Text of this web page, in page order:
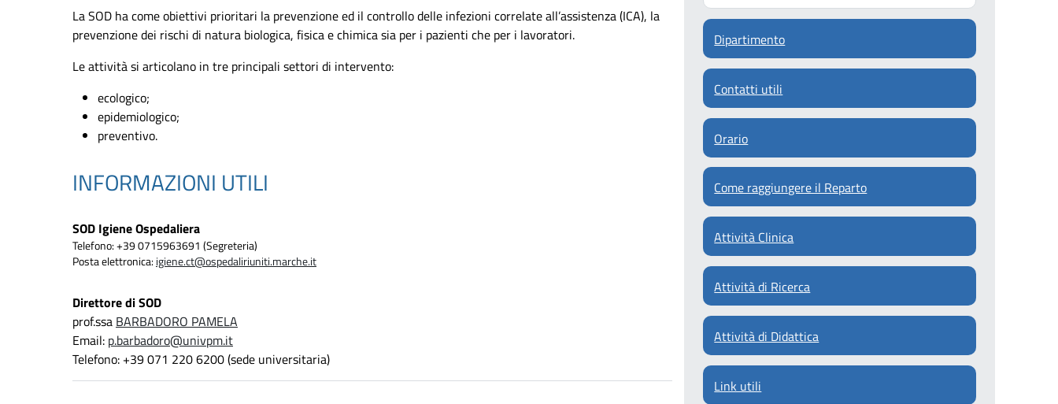
La SOD ha come obiettivi prioritari la prevenzione ed il controllo delle infezioni correlate all’assistenza (ICA), la
prevenzione dei rischi di natura biologica, fisica e chimica sia per i pazienti che per i lavoratori.
Le attività si articolano in tre principali settori di intervento:
ecologico;
epidemiologico;
preventivo.
INFORMAZIONI UTILI
SOD Igiene Ospedaliera
Telefono: +39 0715963691 (Segreteria)
Posta elettronica: igiene.ct@ospedaliriuniti.marche.it
Direttore di SOD
prof.ssa BARBADORO PAMELA
Email: p.barbadoro@univpm.it
Telefono: +39 071 220 6200 (sede universitaria)
Dipartimento
Contatti utili
Orario
Come raggiungere il Reparto
Attività Clinica
Attività di Ricerca
Attività di Didattica
Link utili